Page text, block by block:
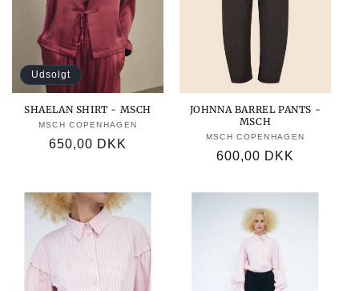
Udsolgt
SHAELAN SHIRT - MSCH
Forhandler:
MSCH COPENHAGEN
Normalpris
650,00 DKK
JOHNNA BARREL PANTS -
MSCH
Forhandler:
MSCH COPENHAGEN
Normalpris
600,00 DKK